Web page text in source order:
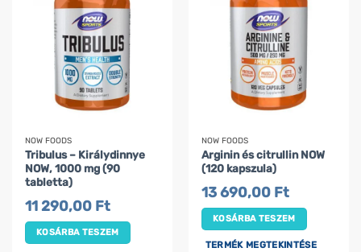
NOW FOODS
Tribulus – Királydinnye
NOW, 1000 mg (90
tabletta)
11 290,00 Ft
KOSÁRBA TESZEM
NOW FOODS
Arginin és citrullin NOW
(120 kapszula)
13 690,00 Ft
KOSÁRBA TESZEM
TERMÉK MEGTEKINTÉSE